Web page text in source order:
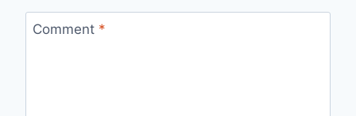
Comment *